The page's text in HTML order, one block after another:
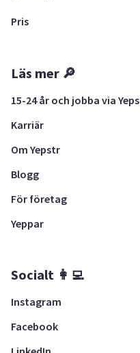
Pris
Läs mer 🔎
15-24 år och jobba via
Karriär
Om Yepstr
Blogg
För företag
Yeppar
Socialt 👩‍💻
Instagram
Facebook